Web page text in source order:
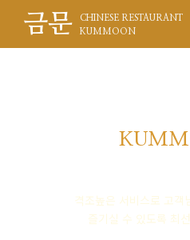
츠
금문
CHINESE RESTAURANT
KUMMOON
격조높은 서비스로 고객
즐기실 수 있도록 최